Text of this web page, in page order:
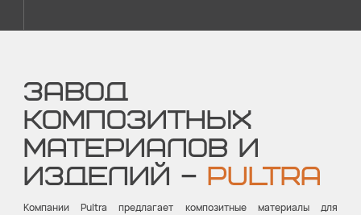
ЗАВОД
КОМПОЗИТНЫХ
МАТЕРИАЛОВ И
ИЗДЕЛИЙ – PULTRA
Компании Pultra предлагает композитные материалы для